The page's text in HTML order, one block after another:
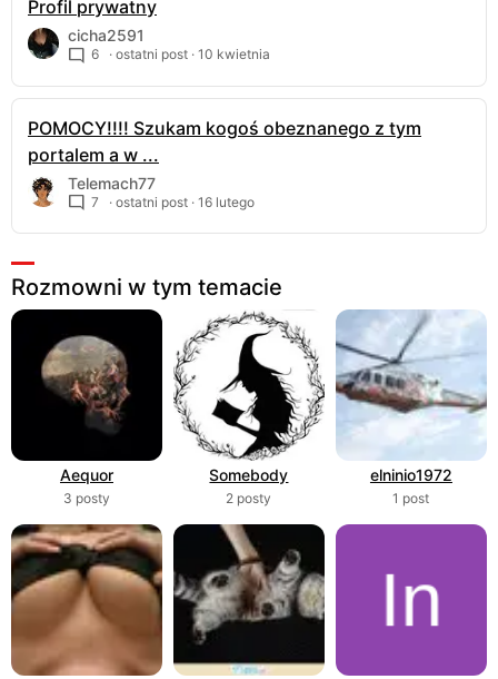
Profil prywatny
cicha2591
6 · ostatni post · 10 kwietnia
POMOCY!!!! Szukam kogoś obeznanego z tym
portalem a w ...
Telemach77
7 · ostatni post · 16 lutego
Rozmowni w tym temacie
Aequor
3 posty
Somebody
2 posty
elninio1972
1 post